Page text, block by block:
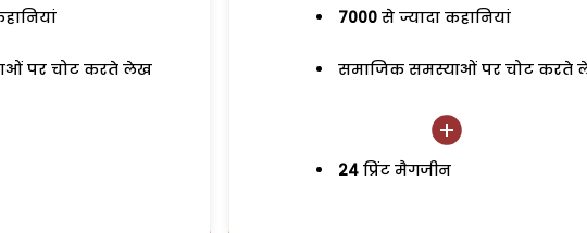
पर चोट करते लेख
7000 से ज्यादा कहानियां
समाजिक समस्याओं पर चोट करते
24 प्रिंट मैगजीन